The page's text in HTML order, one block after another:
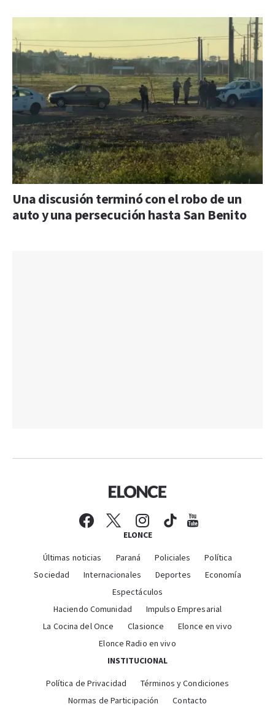
Una discusión terminó con el robo de un
auto y una persecución hasta San Benito
ELONCE
Últimas noticias Paraná Policiales
Política
Sociedad
Internacionales Deportes
Economía
Espectáculos
Haciendo Comunidad
Impulso Empresarial
La Cocina del Once
Clasionce
Elonce en vivo
Elonce Radio en vivo
INSTITUCIONAL
Política de Privacidad
Términos y Condiciones
Normas de Participación
Contacto